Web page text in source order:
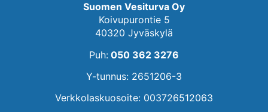
Suomen Vesiturva Oy
Koivupurontie 5
40320 Jyväskylä
Puh: 050 362 3276
Y-tunnus: 2651206-3
Verkkolaskuosoite: 003726512063